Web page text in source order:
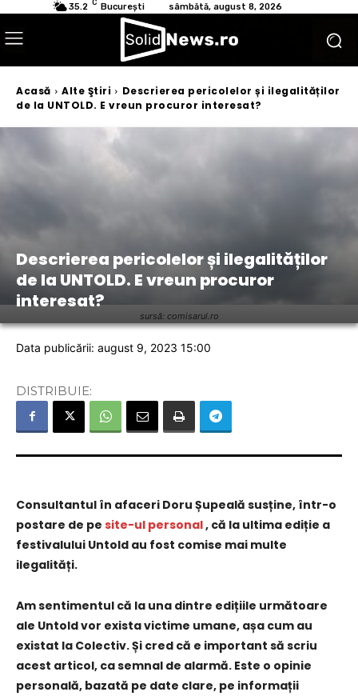
35.2 C București sâmbătă, august 8, 2026
Acasă Alte Ştiri
Descrierea pericolelor și ilegalităților
de la UNTOLD. E vreun procuror interesat?
sursă: comisarul.ro
Descrierea pericolelor și ilegalităților
de la UNTOLD. E vreun procuror
interesat?
Data publicării: august 9, 2023 15:00
DISTRIBUIE:
Consultantul în afaceri Doru Șupeală susține, într-o
postare de pe site-ul personal, că la ultima ediție a
festivalului Untold au fost comise mai multe
ilegalități.
Am sentimentul că la una dintre edițiile următoare
ale Untold vor exista victime umane, așa cum au
existat la Colectiv. Și cred că e important să scriu
acest articol, ca semnal de alarmă. Este o opinie
personală, bazată pe date clare, pe informații